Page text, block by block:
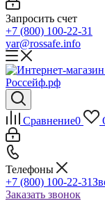
Запросить счет
+7 (800) 100-22-31
yar@rossafe.info
Сравнение0
Телефоны
+7 (800) 100-22-31
Заказать звонок